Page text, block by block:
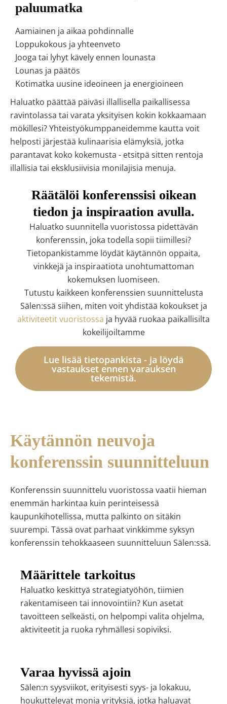
paluumatka
Aamiainen ja aikaa pohdinnalle
Loppukokous ja yhteenveto
Jooga tai lyhyt kävely ennen lounasta
Lounas ja päätös
Kotimatka uusine ideoineen ja energioineen
Haluatko päättää päiväsi illallisella paikallisessa
ravintolassa tai varata yksityisen kokin kokkaamaan
mökillesi? Yhteistyökumppaneidemme kautta voit
helposti järjestää kulinaarisia elämyksiä, jotka
parantavat koko kokemusta - etsitpä sitten rentoja
illallisia tai eksklusiivisia monilajisia menuja.
Räätälöi konferenssisi oikean
tiedon ja inspiraation avulla.
Haluatko suunnitella vuoristossa pidettävän
konferenssin, joka todella sopii tiimillesi?
Tietopankistamme löydät käytännön oppaita,
vinkkejä ja inspiraatiota unohtumattoman
kokemuksen luomiseen.
Tutustu kaikkeen konferenssien suunnittelusta
Sälen:ssä siihen, miten voit yhdistää kokoukset ja
aktiviteetit vuoristossa ja hyvää ruokaa paikallisilta
kokeilijoiltamme
Lue lisää tietopankista - ja löydä
vastaukset ennen varauksen
tekemistä.
Käytännön neuvoja
konferenssin suunnitteluun
Konferenssin suunnittelu vuoristossa vaatii hieman
enemmän harkintaa kuin perinteisessä
kaupunkihotellissa, mutta palkinto on sitäkin
suurempi. Tässä ovat parhaat vinkkimme syksyn
konferenssin tehokkaaseen suunnitteluun Sälen:ssä.
Määrittele tarkoitus
Haluatko keskittyä strategiatyöhön, tiimien
rakentamiseen tai innovointiin? Kun asetat
tavoitteen selkeästi, on helpompi valita ohjelma,
aktiviteetit ja ruoka ryhmällesi sopiviksi.
Varaa hyvissä ajoin
Sälen:n syysviikot, erityisesti syys- ja lokakuu,
houkuttelevat monia yrityksiä, jotka haluavat